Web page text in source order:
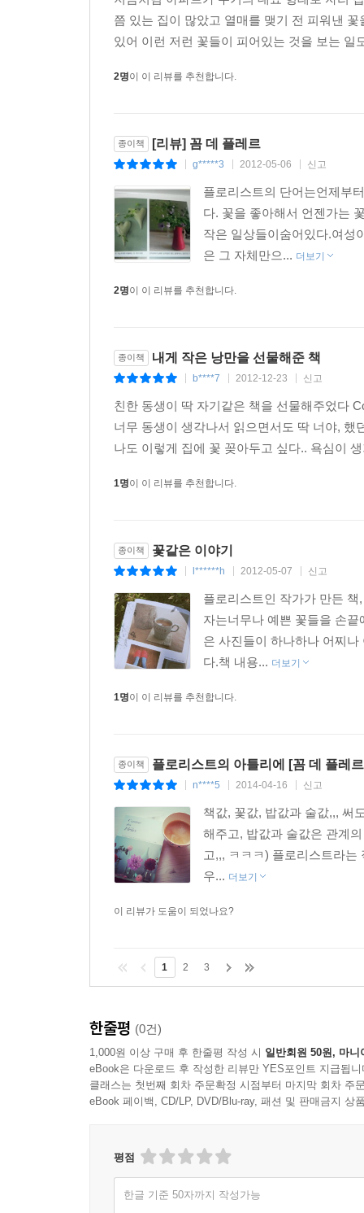
아 장식하면 좋을 것 같아 예약해둔 하트 오너먼
이제 곧 10월이고, 11월이 되면 꽃 시장은 크리스
초가 되면 혼자 크리스마스 분위기에 들떠서 이
--- p.92
으로 공원 벤치에 앉아 있는데, 옆자리에 계신 할
"안녕."
"안녕하세요~."
"꽃이 멋진데!"
수업이 끝난 후 꽃을 손에 들고 파리 곳곳을 돌아
다른 대우를 받는 것 같다. 훨씬 친절하고 관대하다.
--- p.152
쯤 있는 집이 많았고 열매를 맺기 전 피워낸
있어 이런 저런 꽃들이 피어있는 것을 보는
2명이 이 리뷰를 추천합니다.
종이책 [리뷰] 꼼 데 플레르
g*****3 2012-05-06 신고
플로리스트의 단어는언제부
다. 꽃을 좋아해서 언젠가는
작은 일상들이숨어있다.여성
은 그 자체만으... 더보기
2명이 이 리뷰를 추천합니다.
종이책 내게 작은 낭만을 선물해준 책
b****7 2012-12-23 신고
친한 동생이 딱 자기같은 책을 선물해주었다
너무 동생이 생각나서 읽으면서도 딱 너야,
나도 이렇게 집에 꽃 꽂아두고 싶다.. 욕심이
1명이 이 리뷰를 추천합니다.
종이책 꽃같은 이야기
l******h 2012-05-07 신고
플로리스트인 작가가 만든
자는너무나 예쁜 꽃들을 손
은 사진들이 하나하나 어찌
다.책 내용... 더보기
1명이 이 리뷰를 추천합니다.
종이책 플로리스트의 아틀리에 [꼼 데 플레
n****5 2014-04-16 신고
책값, 꽃값, 밥값과 술값,,, 써
해주고, 밥값과 술값은 관계
고,,, ㅋㅋㅋ) 플로리스트라
우... 더보기
이 리뷰가 도움이 되었나요?
1 2 3
한줄평 (0건)
1,000원 이상 구매 후 한줄평 작성 시 일반회원 50원, 마니
eBook은 다운로드 후 작성한 리뷰만 YES포인트 지급됩니
클래스는 첫번째 회차 주문확정 시점부터 마지막 회차 주
eBook 페이백, CD/LP, DVD/Blu-ray, 패션 및 판매금지 상
평점
한글 기준 50자까지 작성가능